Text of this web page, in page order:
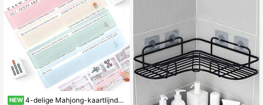
NEW 4-delige Mahjong-kaartlijndetectiestrip - Helder acrylstrategie-instrument voor beginners | Reizen, feest, spelavond | Regelassistent en accessoire set | Mahjong-cadeaus